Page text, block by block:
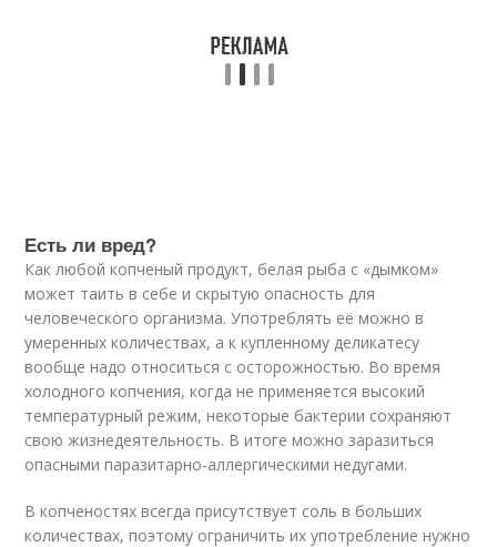
Есть ли вред?
Как любой копченый продукт, белая рыба с «дымком»
может таить в себе и скрытую опасность для
человеческого организма. Употреблять её можно в
умеренных количествах, а к купленному деликатесу
вообще надо относиться с осторожностью. Во время
холодного копчения, когда не применяется высокий
температурный режим, некоторые бактерии сохраняют
свою жизнедеятельность. В итоге можно заразиться
опасными паразитарно-аллергическими недугами.
В копченостях всегда присутствует соль в больших
количествах, поэтому ограничить их употребление нужно